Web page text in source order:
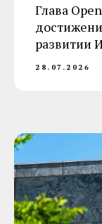
Глава
развитии
28.07.2026